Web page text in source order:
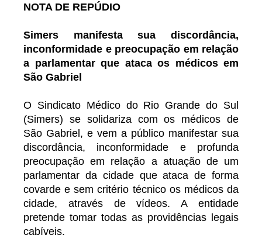
NOTA DE REPÚDIO
Simers manifesta sua discordância,
inconformidade e preocupação em relação
a parlamentar que ataca os médicos em
São Gabriel
O Sindicato Médico do Rio Grande do Sul
(Simers) se solidariza com os médicos de
São Gabriel, e vem a público manifestar sua
discordância, inconformidade e profunda
preocupação em relação a atuação de um
parlamentar da cidade que ataca de forma
covarde e sem critério técnico os médicos da
cidade, através de vídeos. A entidade
pretende tomar todas as providências legais
cabíveis.